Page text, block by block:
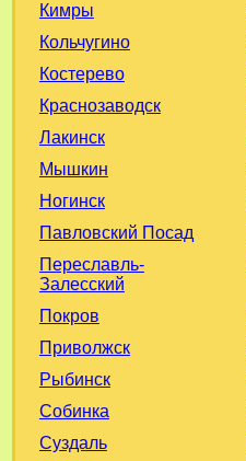
Кимры
Кольчугино
Костерево
Краснозаводск
Лакинск
Мышкин
Ногинск
Павловский Посад
Переславль-
Залесский
Покров
Приволжск
Рыбинск
Собинка
Суздаль